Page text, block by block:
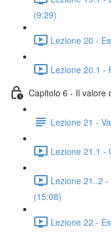
(9:29)
Lezione 20 -
Lezione 20.1 -
Capitolo 6 - Il valore
Lezione 21 -
Lezione 21.1 -
Lezione 21..2
(15:08)
Lezione 22 -